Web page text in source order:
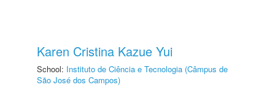
Karen Cristina Kazue Yui
School: Instituto de Ciência e Tecnologia (Câmpus de
São José dos Campos)